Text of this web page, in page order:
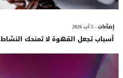
إضآءات- 5 آب 2026
أسباب تجعل القهوة لا تمنحك النشاط